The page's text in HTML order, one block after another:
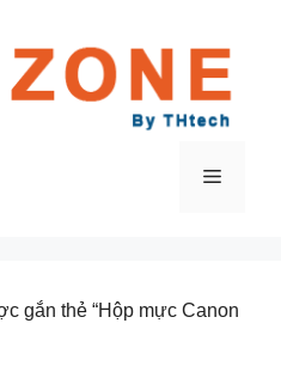
Menu
gắn thẻ “Hộp mực Canon